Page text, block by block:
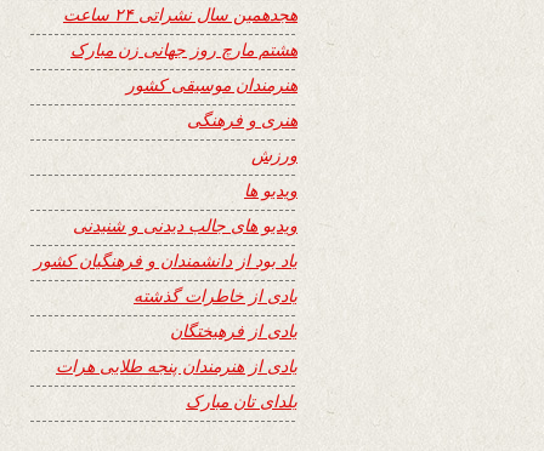
هجدهمین سال نشراتی ۲۴ ساعت
هشتم مارچ روز جهانی زن مبارک
هنرمندان موسیقی کشور
هنری و فرهنگی
ورزش
ویدیو ها
ویدیو های جالب دیدنی و شنیدنی
یاد بود از دانشمندان و فرهنگیان کشور
یادی از خاطرات گذشته
یادی از فرهیختگان
یادی از هنرمندان پنجه طلایی هرات
یلدای تان مبارک